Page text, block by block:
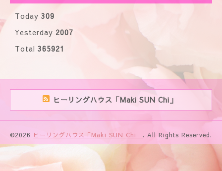
Today 309
Yesterday 2007
Total 365921
ヒーリングハウス「Maki SUN Chi」
©2026 ヒーリングハウス「Maki SUN Chi」 . All Rights Reserved.